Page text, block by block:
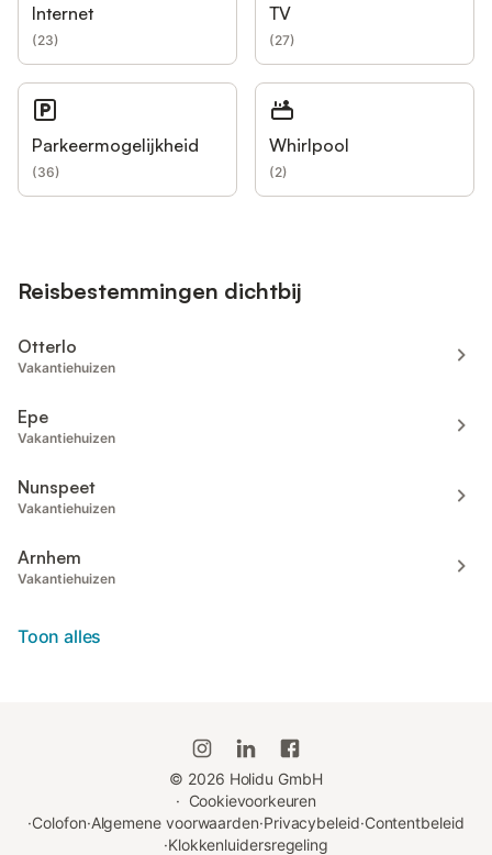
Internet
(23)
TV
(27)
Parkeermogelijkheid
(36)
Whirlpool
(2)
Reisbestemmingen dichtbij
Otterlo
Vakantiehuizen
Epe
Vakantiehuizen
Nunspeet
Vakantiehuizen
Arnhem
Vakantiehuizen
Toon alles
© 2026 Holidu GmbH
· Cookievoorkeuren
·Colofon·Algemene voorwaarden·Privacybeleid·Contentbeleid
·Klokkenluidersregeling